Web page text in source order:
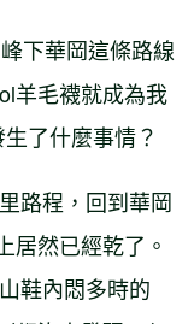
下華岡這條路線
羊毛襪就成為我
了什麼事情？
路程，回到華岡
居然已經乾了。
鞋內悶多時的